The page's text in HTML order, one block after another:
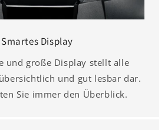
Smartes Display
und große Display stellt alle
und gut lesbar dar.
Sie immer den Überblick.